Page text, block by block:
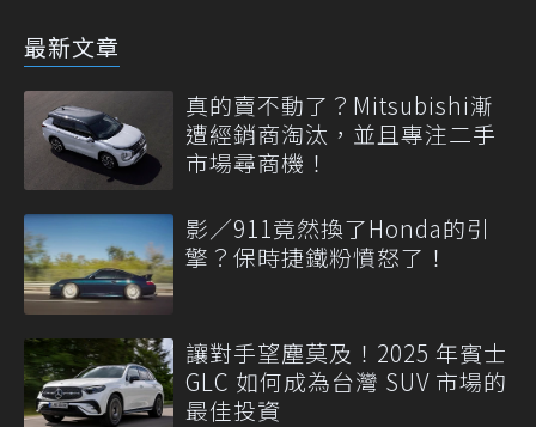
最新文章
真的賣不動了？Mitsubishi漸
遭經銷商淘汰，並且專注二手
市場尋商機！
影／911竟然換了Honda的引
擎？保時捷鐵粉憤怒了！
讓對手望塵莫及！2025 年賓士
GLC 如何成為台灣 SUV 市場的
最佳投資